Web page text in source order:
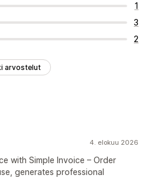
1
3
2
arvostelut
4. elokuu 2026
with Simple Invoice – Order
generates professional